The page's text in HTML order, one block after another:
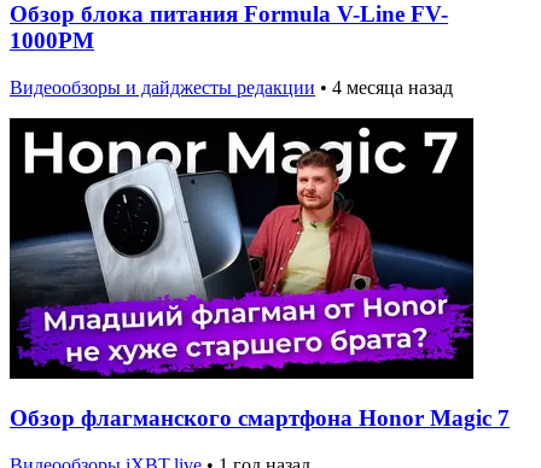
Обзор блока питания Formula V-Line FV-
1000PM
Видеообзоры и дайджесты редакции • 4 месяца назад
Обзор флагманского смартфона Honor Magic 7